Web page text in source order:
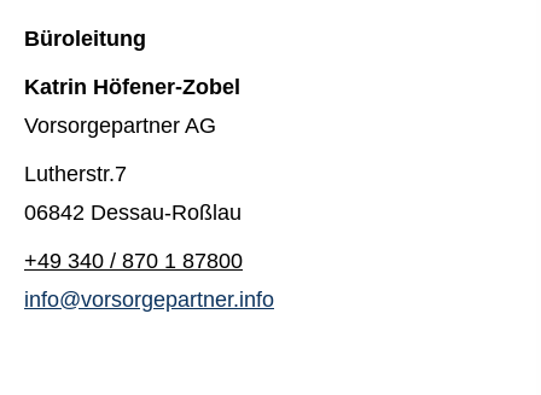
Büroleitung
Katrin Höfener-Zobel
Vorsorgepartner AG
Lutherstr.7
06842 Dessau-Roßlau
+49 340 / 870 1 87800
info@vorsorgepartner.info